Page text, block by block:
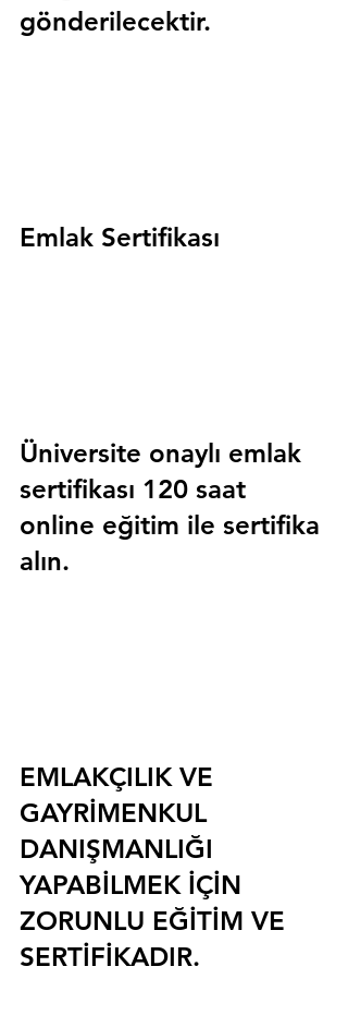
gönderilecektir.
Emlak Sertifikası
Üniversite onaylı emlak
sertifikası 120 saat
online eğitim ile sertifika
alın.
EMLAKÇILIK VE
GAYRİMENKUL
DANIŞMANLIĞI
YAPABİLMEK İÇİN
ZORUNLU EĞİTİM VE
SERTİFİKADIR.